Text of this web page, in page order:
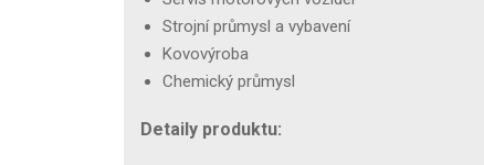
Strojní průmysl a vybavení
Kovovýroba
Chemický průmysl
Detaily produktu: